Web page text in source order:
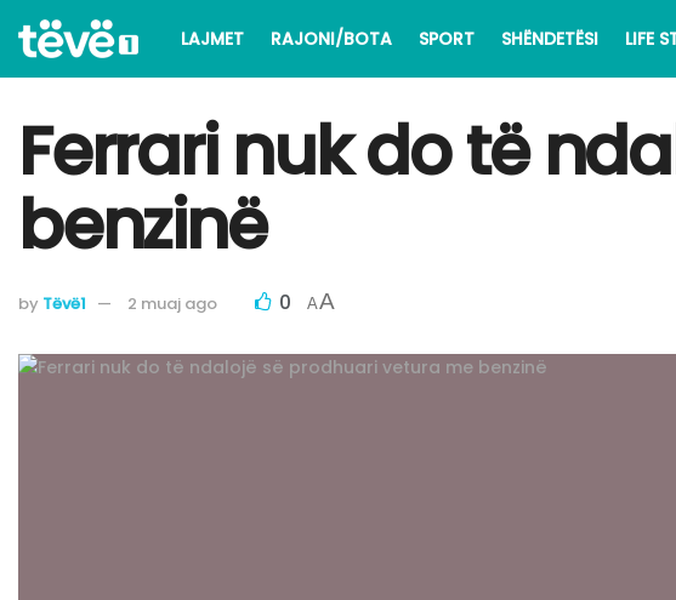
LAJMET RAJONI/BOTA SPORT SHËNDETËSI LIFE
Ferrari nuk do të
benzinë
by Tëvë1 2 muaj ago 0 AA